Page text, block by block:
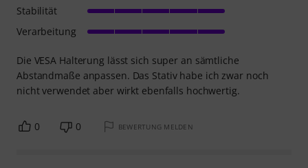
Die VESA Halterung lässt sich super an sämtliche
Abstandmaße anpassen. Das Stativ habe ich zwar noch
nicht verwendet aber wirkt ebenfalls hochwertig.
Stabilität
Verarbeitung
0 0 BEWERTUNG MELDEN